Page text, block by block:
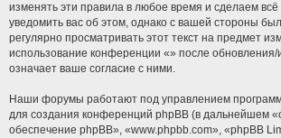
изменять эти правила в любое время и сделаем
уведомить вас об этом, однако с вашей стороны
регулярно просматривать этот текст на предмет
использование конференции «» после обновления/
означает ваше согласие с ними.
Наши форумы работают под управлением
для создания конференций phpBB (в дальнейшем
обеспечение phpBB», «www.phpbb.com», «phpBB